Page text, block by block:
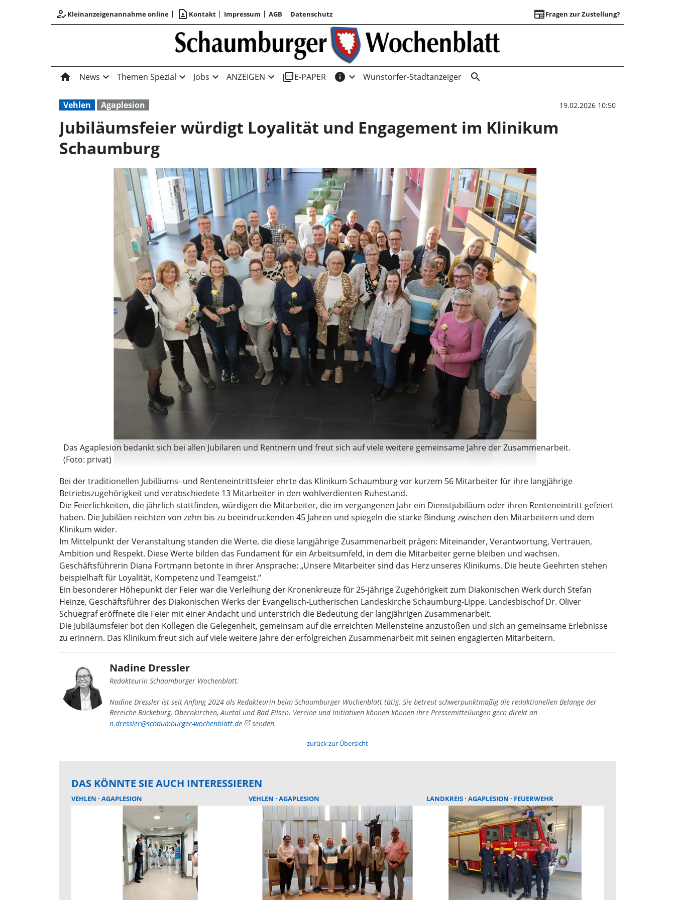
how_to_regKleinanzeigenannahme online contact_page Kontakt Impressum AGB Datenschutz newspaperFragen zur Zustellung?
Jubiläumsfeier
home News expand_more Themen Spezial expand_more Jobs expand_more ANZEIGEN expand_more picture_as_pdfE-PAPER info expand_more Wunstorfer-Stadtanzeiger search
Vehlen Agaplesion 19.02.2026 10:50
Jubiläumsfeier würdigt Loyalität und Engagement im Klinikum
Schaumburg
Das Agaplesion bedankt sich bei allen Jubilaren und Rentnern und freut sich auf viele weitere gemeinsame Jahre der Zusammenarbeit.
(Foto: privat)
Bei der traditionellen Jubiläums- und Renteneintrittsfeier ehrte das Klinikum Schaumburg vor kurzem 56 Mitarbeiter für ihre langjährige
Betriebszugehörigkeit und verabschiedete 13 Mitarbeiter in den wohlverdienten Ruhestand.
Die Feierlichkeiten, die jährlich stattfinden, würdigen die Mitarbeiter, die im vergangenen Jahr ein Dienstjubiläum oder ihren Renteneintritt gefeiert
haben. Die Jubiläen reichten von zehn bis zu beeindruckenden 45 Jahren und spiegeln die starke Bindung zwischen den Mitarbeitern und dem
Klinikum wider.
Im Mittelpunkt der Veranstaltung standen die Werte, die diese langjährige Zusammenarbeit prägen: Miteinander, Verantwortung, Vertrauen,
Ambition und Respekt. Diese Werte bilden das Fundament für ein Arbeitsumfeld, in dem die Mitarbeiter gerne bleiben und wachsen.
Geschäftsführerin Diana Fortmann betonte in ihrer Ansprache: „Unsere Mitarbeiter sind das Herz unseres Klinikums. Die heute Geehrten stehen
beispielhaft für Loyalität, Kompetenz und Teamgeist.“
Ein besonderer Höhepunkt der Feier war die Verleihung der Kronenkreuze für 25-jährige Zugehörigkeit zum Diakonischen Werk durch Stefan
Heinze, Geschäftsführer des Diakonischen Werks der Evangelisch-Lutherischen Landeskirche Schaumburg-Lippe. Landesbischof Dr. Oliver
Schuegraf eröffnete die Feier mit einer Andacht und unterstrich die Bedeutung der langjährigen Zusammenarbeit.
Die Jubiläumsfeier bot den Kollegen die Gelegenheit, gemeinsam auf die erreichten Meilensteine anzustoßen und sich an gemeinsame Erlebnisse
zu erinnern. Das Klinikum freut sich auf viele weitere Jahre der erfolgreichen Zusammenarbeit mit seinen engagierten Mitarbeitern.
Nadine Dressler
Redakteurin Schaumburger Wochenblatt.
Nadine Dressler ist seit Anfang 2024 als Redakteurin beim Schaumburger Wochenblatt tätig. Sie betreut schwerpunktmäßig die redaktionellen Belange der
Bereiche Bückeburg, Obernkirchen, Auetal und Bad Eilsen. Vereine und Initiativen können können ihre Pressemitteilungen gern direkt an
n.dressler@schaumburger-wochenblatt.de
senden.
zurück zur Übersicht
DAS KÖNNTE SIE AUCH INTERESSIEREN
VEHLEN AGAPLESION VEHLEN AGAPLESION LANDKREIS AGAPLESION FEUERWEHR